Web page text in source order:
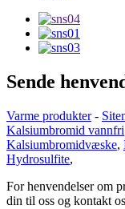
Sende
Varme produkter-
Kalsiumbromid vannfri
Kalsiumbromidvæske,
Hydrosulfite,
For henvendelser om
din til oss og kontakt